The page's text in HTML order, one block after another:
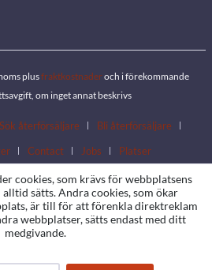
plusfraktkostnaderoch i förekommande
om inget annat beskrivs
Sök återförsäljare
Bli återförsäljare
Contact Jobs Platser
cookies, som krävs för webbplatsens
sätts. Andra cookies, som ökar
är till för att förenkla direktreklam
webbplatser, sätts endast med ditt
medgivande.